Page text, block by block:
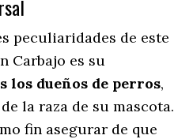
peculiaridades de este
Carbajo es su
los dueños de perros,
la raza de su mascota.
fin asegurar de que